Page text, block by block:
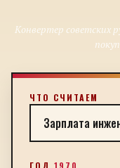
Конвертер советских
ЧТО СЧИТАЕМ
ГОД 1970